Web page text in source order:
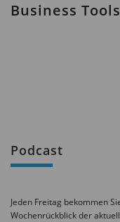
Business
Podcast
Jeden Freitag bekommen
Wochenrückblick der